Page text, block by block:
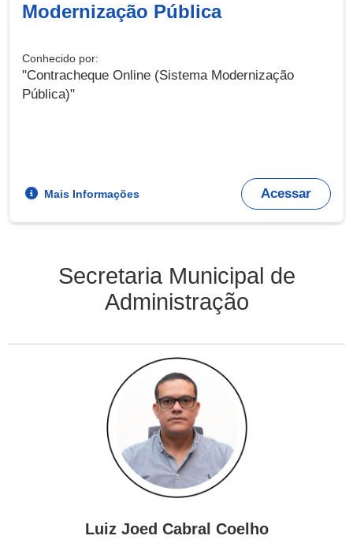
Modernização Pública
Conhecido por:
"Contracheque Online (Sistema Modernização
Pública)"
Mais Informações Acessar
Secretaria Municipal de
Administração
Luiz Joed Cabral Coelho